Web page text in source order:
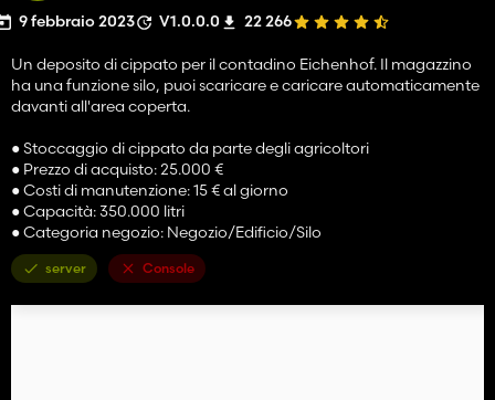
9 febbraio 2023 V1.0.0.0 22 266
Un deposito di cippato per il contadino Eichenhof. Il magazzino
ha una funzione silo, puoi scaricare e caricare automaticamente
davanti all'area coperta.
● Stoccaggio di cippato da parte degli agricoltori
● Prezzo di acquisto: 25.000 €
● Costi di manutenzione: 15 € al giorno
● Capacità: 350.000 litri
● Categoria negozio: Negozio/Edificio/Silo
server Console